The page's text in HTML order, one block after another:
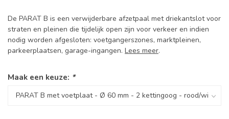
De PARAT B is een verwijderbare afzetpaal met driekantslot voor
straten en pleinen die tijdelijk open zijn voor verkeer en indien
nodig worden afgesloten: voetgangerszones, marktpleinen,
parkeerplaatsen, garage-ingangen. Lees meer.
Maak een keuze: *